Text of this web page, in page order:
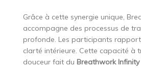
Grâce à cette synergie unique,
accompagne des processus de
profonde. Les participants
clarté intérieure. Cette capacité à
douceur fait du Breathwork Infinity